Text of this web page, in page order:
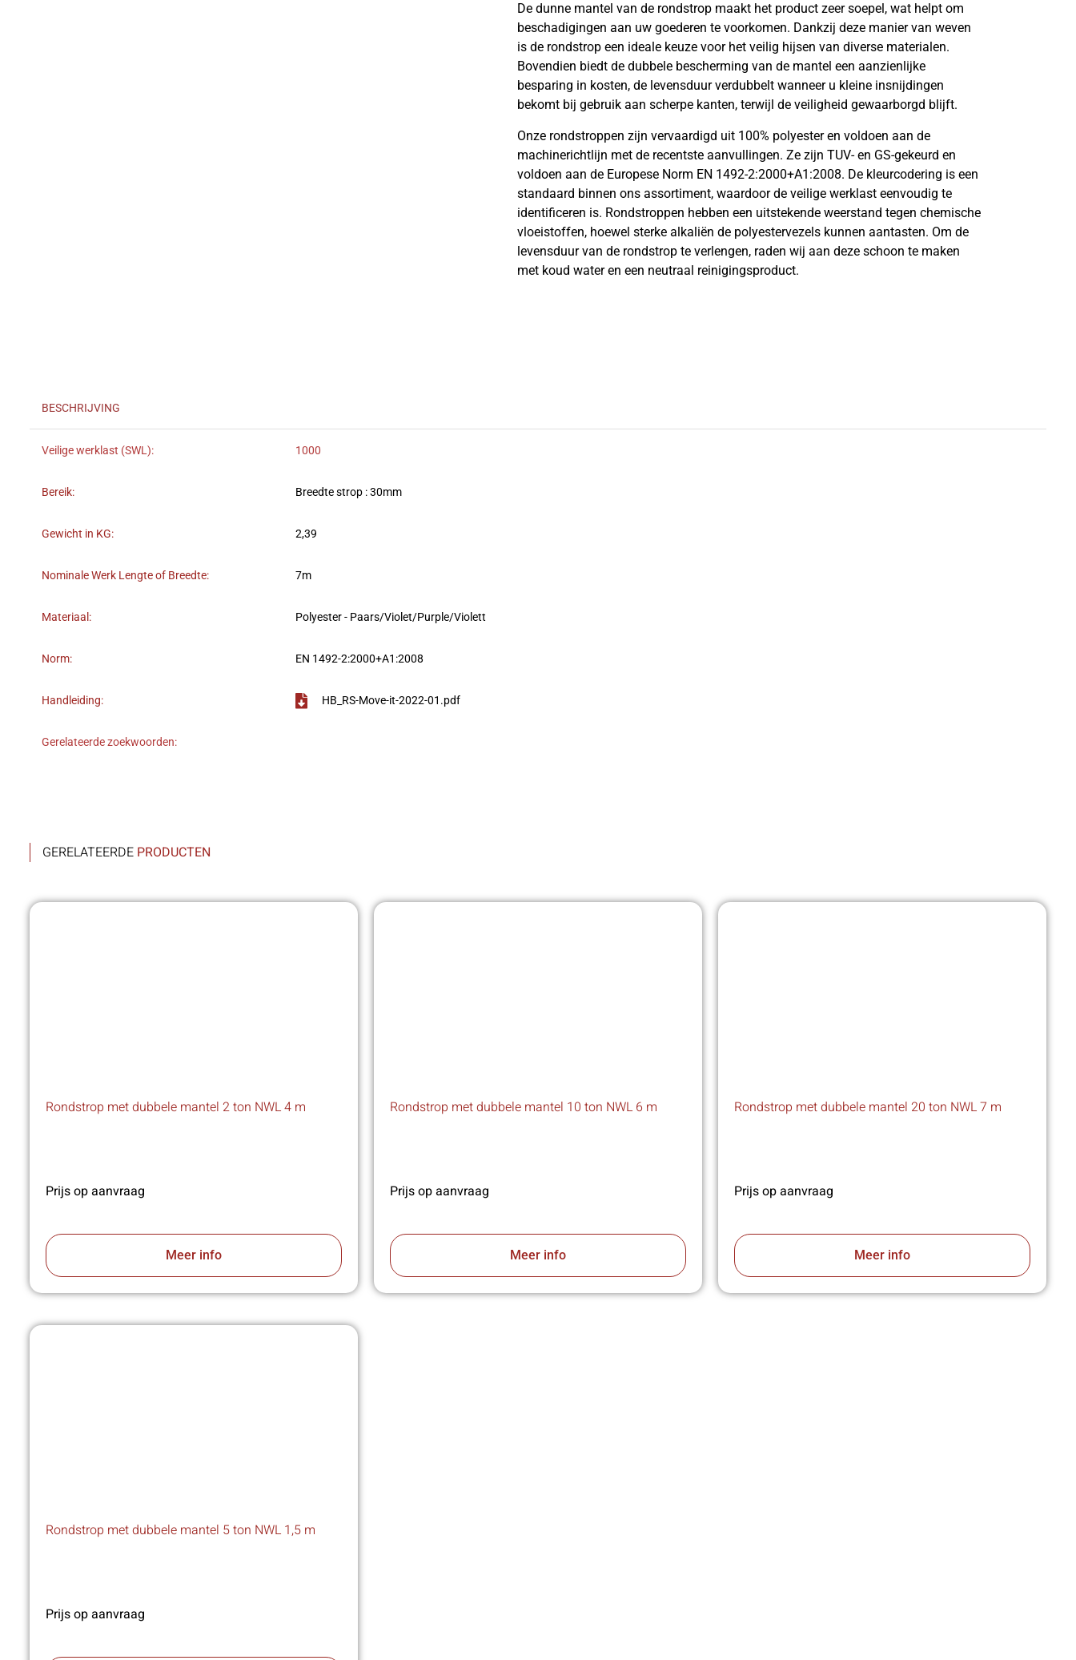
De dunne mantel van de rondstrop maakt het product zeer soepel, wat helpt om
beschadigingen aan uw goederen te voorkomen. Dankzij deze manier van weven
is de rondstrop een ideale keuze voor het veilig hijsen van diverse materialen.
Bovendien biedt de dubbele bescherming van de mantel een aanzienlijke
besparing in kosten, de levensduur verdubbelt wanneer u kleine insnijdingen
bekomt bij gebruik aan scherpe kanten, terwijl de veiligheid gewaarborgd blijft.
Onze rondstroppen zijn vervaardigd uit 100% polyester en voldoen aan de
machinerichtlijn met de recentste aanvullingen. Ze zijn TUV- en GS-gekeurd en
voldoen aan de Europese Norm EN 1492-2:2000+A1:2008. De kleurcodering is een
standaard binnen ons assortiment, waardoor de veilige werklast eenvoudig te
identificeren is. Rondstroppen hebben een uitstekende weerstand tegen chemische
vloeistoffen, hoewel sterke alkaliën de polyestervezels kunnen aantasten. Om de
levensduur van de rondstrop te verlengen, raden wij aan deze schoon te maken
met koud water en een neutraal reinigingsproduct.
BESCHRIJVING
Veilige werklast (SWL): 1000
Bereik: Breedte strop : 30mm
Gewicht in KG: 2,39
Nominale Werk Lengte of Breedte: 7m
Materiaal: Polyester - Paars/Violet/Purple/Violett
Norm: EN 1492-2:2000+A1:2008
Handleiding: HB_RS-Move-it-2022-01.pdf
Gerelateerde zoekwoorden:
GERELATEERDE PRODUCTEN
Rondstrop met dubbele mantel 2 ton NWL 4 m
Prijs op aanvraag
Meer info
Rondstrop met dubbele mantel 10 ton NWL 6 m
Prijs op aanvraag
Meer info
Rondstrop met dubbele mantel 20 ton NWL 7 m
Prijs op aanvraag
Meer info
Rondstrop met dubbele mantel 5 ton NWL 1,5 m
Prijs op aanvraag